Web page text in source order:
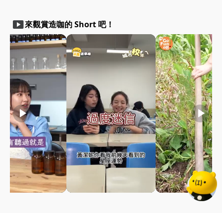
smart_display來觀賞造咖的 Short 吧！
play_arrow play_arrow play_arrow